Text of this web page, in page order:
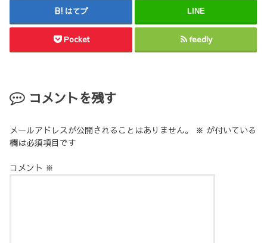
はてブ LINE
Pocket feedly
コメントを残す
メールアドレスが公開されることはありません。 ※ が付いている
欄は必須項目です
コメント ※